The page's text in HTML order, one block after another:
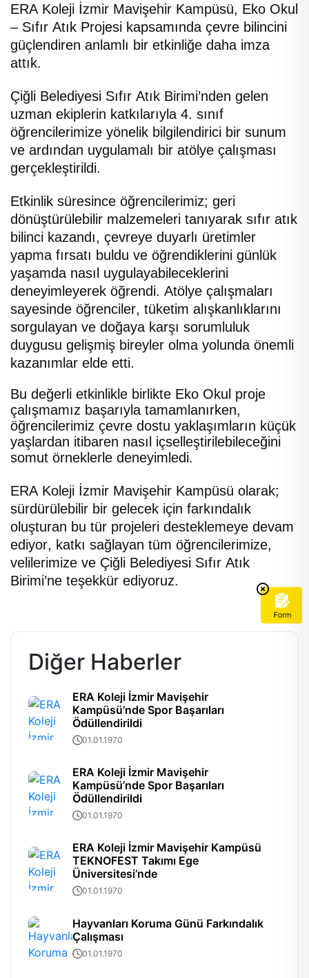
ERA Koleji İzmir Mavişehir Kampüsü, Eko Okul
– Sıfır Atık Projesi kapsamında çevre bilincini
güçlendiren anlamlı bir etkinliğe daha imza
attık.
Çiğli Belediyesi Sıfır Atık Birimi’nden gelen
uzman ekiplerin katkılarıyla 4. sınıf
öğrencilerimize yönelik bilgilendirici bir sunum
ve ardından uygulamalı bir atölye çalışması
gerçekleştirildi.
Etkinlik süresince öğrencilerimiz; geri
dönüştürülebilir malzemeleri tanıyarak sıfır atık
bilinci kazandı, çevreye duyarlı üretimler
yapma fırsatı buldu ve öğrendiklerini günlük
yaşamda nasıl uygulayabileceklerini
deneyimleyerek öğrendi. Atölye çalışmaları
sayesinde öğrenciler, tüketim alışkanlıklarını
sorgulayan ve doğaya karşı sorumluluk
duygusu gelişmiş bireyler olma yolunda önemli
kazanımlar elde etti.
Bu değerli etkinlikle birlikte Eko Okul proje
çalışmamız başarıyla tamamlanırken,
öğrencilerimiz çevre dostu yaklaşımların küçük
yaşlardan itibaren nasıl içselleştirilebileceğini
somut örneklerle deneyimledi.
ERA Koleji İzmir Mavişehir Kampüsü olarak;
sürdürülebilir bir gelecek için farkındalık
oluşturan bu tür projeleri desteklemeye devam
ediyor, katkı sağlayan tüm öğrencilerimize,
velilerimize ve Çiğli Belediyesi Sıfır Atık
Birimi’ne teşekkür ediyoruz.
Diğer Haberler
ERA Koleji İzmir Mavişehir
Kampüsü’nde Spor Başarıları
Ödüllendirildi
01.01.1970
ERA Koleji İzmir Mavişehir
Kampüsü’nde Spor Başarıları
Ödüllendirildi
01.01.1970
ERA Koleji İzmir Mavişehir Kampüsü
TEKNOFEST Takımı Ege
Üniversitesi’nde
01.01.1970
Hayvanları Koruma Günü Farkındalık
Çalışması
01.01.1970